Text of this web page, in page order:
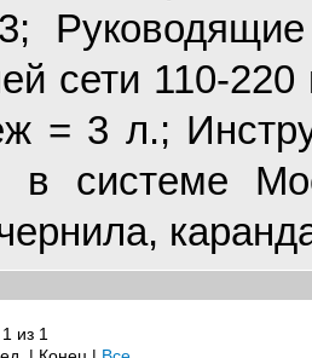
сети 110-
= 3 л.;
в системе
из 1